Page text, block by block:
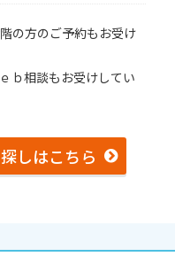
の方のご予約もお受け
ｂ相談もお受けしてい
しはこちら